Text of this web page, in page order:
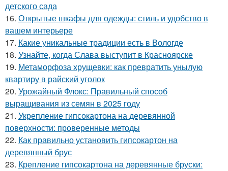
детского сада
16. Открытые шкафы для одежды: стиль и удобство в
вашем интерьере
17. Какие уникальные традиции есть в Вологде
18. Узнайте, когда Слава выступит в Красноярске
19. Метаморфоза хрущевки: как превратить унылую
квартиру в райский уголок
20. Урожайный Флокс: Правильный способ
выращивания из семян в 2025 году
21. Укрепление гипсокартона на деревянной
поверхности: проверенные методы
22. Как правильно установить гипсокартон на
деревянный брус
23. Крепление гипсокартона на деревянные бруски: